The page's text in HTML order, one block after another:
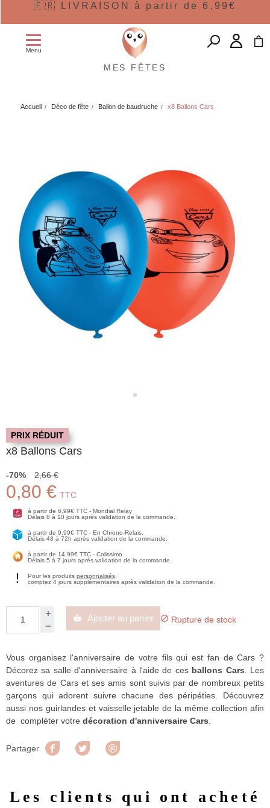
🇫🇷 LIVRAISON à partir de 6,99€
Menu
MES FÊTES
Accueil Déco de fête Ballon de baudruche x8 Ballons Cars
PRIX RÉDUIT
x8 Ballons Cars
-70% 2,66 €
0,80 € TTC
à partir de 6,99€ TTC - Mondial Relay
Délais 8 à 10 jours après validation de la commande.
à partir de 9,99€ TTC - En Chrono-Relais.
Délais 48 à 72h après validation de la commande.
à partir de 14,99€ TTC - Colissimo
Délais 5 à 7 jours après validation de la commande.
Pour les produits personnalisés
comptez 4 jours supplémentaires après validation de la commande.
 Ajouter au panier  Rupture de stock
Vous organisez l'anniversaire de votre fils qui est fan de Cars ?
Décorez sa salle d'anniversaire à l'aide de ces ballons Cars . Les
aventures de Cars et ses amis sont suivis par de nombreux petits
garçons qui adorent suivre chacune des péripéties. Découvrez
aussi nos guirlandes et vaisselle jetable de la même collection afin
de compléter votre décoration d'anniversaire Cars
Partager Partager Tweet
Les clients qui ont acheté